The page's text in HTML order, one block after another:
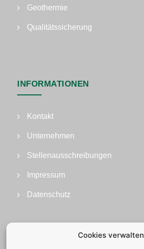
Cookies verwalten
Geothermie
Qualitätssicherung
INFORMATIONEN
Kontakt
Unternehmen
Stellenausschreibungen
Impressum
Datenschutz